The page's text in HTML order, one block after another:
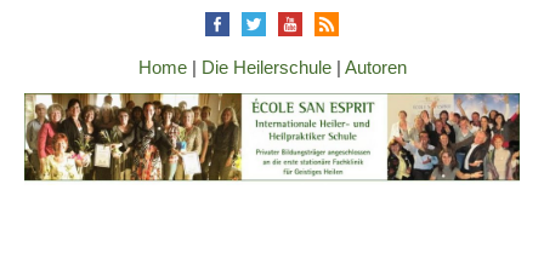
Home| Die Heilerschule| Autoren